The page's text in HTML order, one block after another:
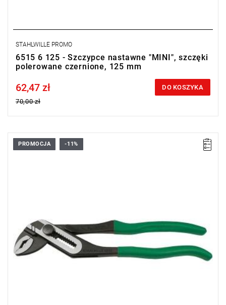
STAHLWILLE PROMO
6515 6 125 - Szczypce nastawne "MINI", szczęki
polerowane czernione, 125 mm
Price tax included
62,47 zł
70,00 zł
DO KOSZYKA
PROMOCJA -11%